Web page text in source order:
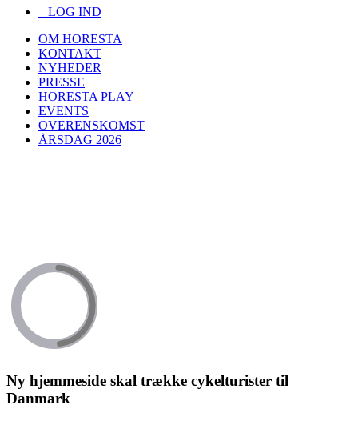
LOG IND
OM HORESTA
KONTAKT
NYHEDER
PRESSE
HORESTA PLAY
EVENTS
OVERENSKOMST
ÅRSDAG 2026
Ny hjemmeside skal trække cykelturister til
Danmark